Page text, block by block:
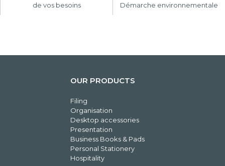
de vos besoins
Démarche environnementale
OUR PRODUCTS
Filing
Organisation
Desktop accessories
Presentation
Business Books & Pads
Personal Stationery
Hospitality